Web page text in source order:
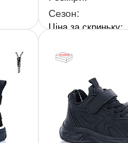
Сезон:
Ціна за скриньку: